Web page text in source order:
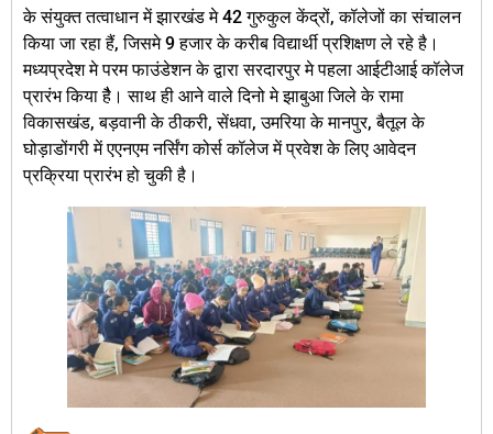
के संयुक्त तत्वाधान में झारखंड मे 42 गुरुकुल केंद्रों, कॉलेजों का संचालन
किया जा रहा हैं, जिसमे 9 हजार के करीब विद्यार्थी प्रशिक्षण ले रहे है।
मध्यप्रदेश मे परम फाउंडेशन के द्वारा सरदारपुर मे पहला आईटीआई कॉलेज
प्रारंभ किया हैै। साथ ही आने वाले दिनो मे झाबुआ जिले के रामा
विकासखंड, बड़वानी के ठीकरी, सेंधवा, उमरिया के मानपुर, बैतूल के
घोड़ाडोंगरी में एएनएम नर्सिंग कोर्स कॉलेज में प्रवेश के लिए आवेदन
प्रक्रिया प्रारंभ हो चुकी है।